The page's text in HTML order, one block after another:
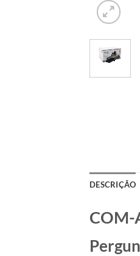
DESCRIÇÃO
COM-